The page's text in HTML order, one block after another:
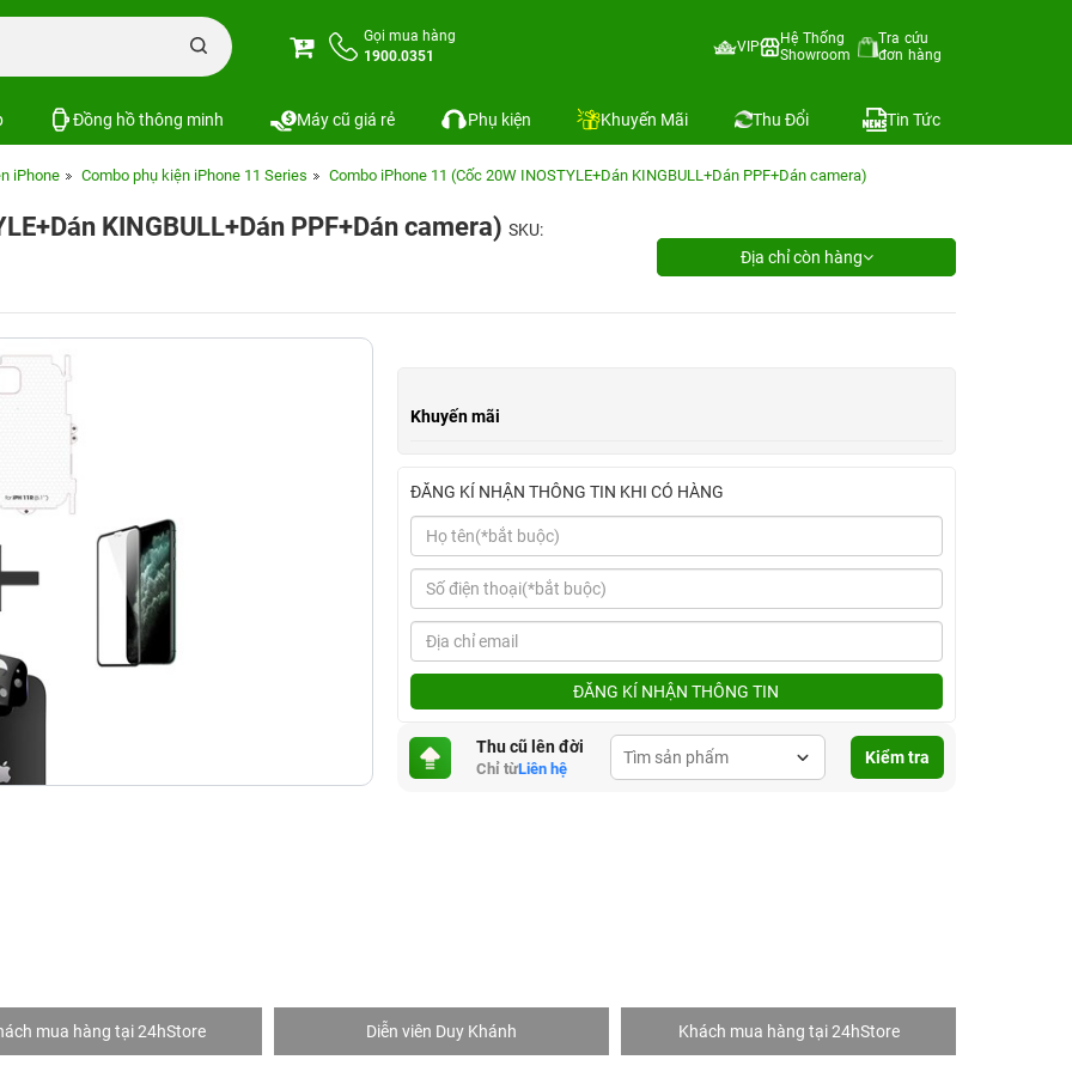
Gọi mua hàng
1900.0351
VIP
Hệ Thống
Showroom
Tra cứu
đơn hàng
Đồng hồ thông minh Máy cũ giá rẻ Phụ kiện Khuyến Mãi Thu Đổi Tin Tức
iPhone Combo phụ kiện iPhone 11 Series Combo iPhone 11 (Cốc 20W INOSTYLE+Dán KINGBULL+Dán PPF+Dán camera)
KINGBULL+Dán PPF+Dán camera) SKU:
Địa chỉ còn hàng
Khuyến mãi
ĐĂNG KÍ NHẬN THÔNG TIN KHI CÓ HÀNG
ĐĂNG KÍ NHẬN THÔNG TIN
Thu cũ lên đời
Chỉ từLiên hệ
Kiểm tra
mua hàng tại 24hStore Diễn viên Duy Khánh Khách mua hàng tại 24hStore